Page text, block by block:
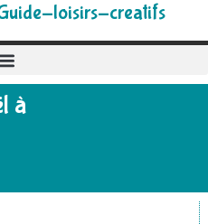
loisirs-creatifs
à